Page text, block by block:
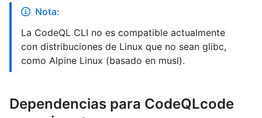
Nota:
La CodeQL CLI no es compatible actualmente
con distribuciones de Linux que no sean glibc,
como Alpine Linux (basado en musl).
Dependencias para CodeQLcode